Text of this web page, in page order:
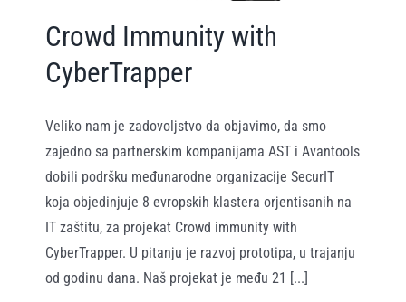
Crowd Immunity with
CyberTrapper
Veliko nam je zadovoljstvo da objavimo, da smo
zajedno sa partnerskim kompanijama AST i Avantools
dobili podršku međunarodne organizacije SecurIT
koja objedinjuje 8 evropskih klastera orjentisanih na
IT zaštitu, za projekat Crowd immunity with
CyberTrapper. U pitanju je razvoj prototipa, u trajanju
od godinu dana. Naš projekat je među 21 [...]